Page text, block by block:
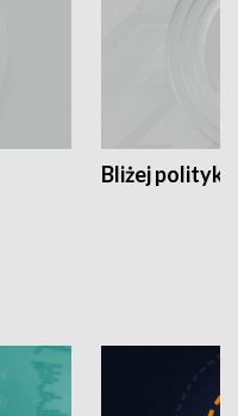
Bliżej polityki